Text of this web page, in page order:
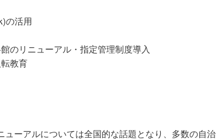
の活用
のリニューアル・指定管理制度導入
教育
ューアルについては全国的な話題となり、多数の自治